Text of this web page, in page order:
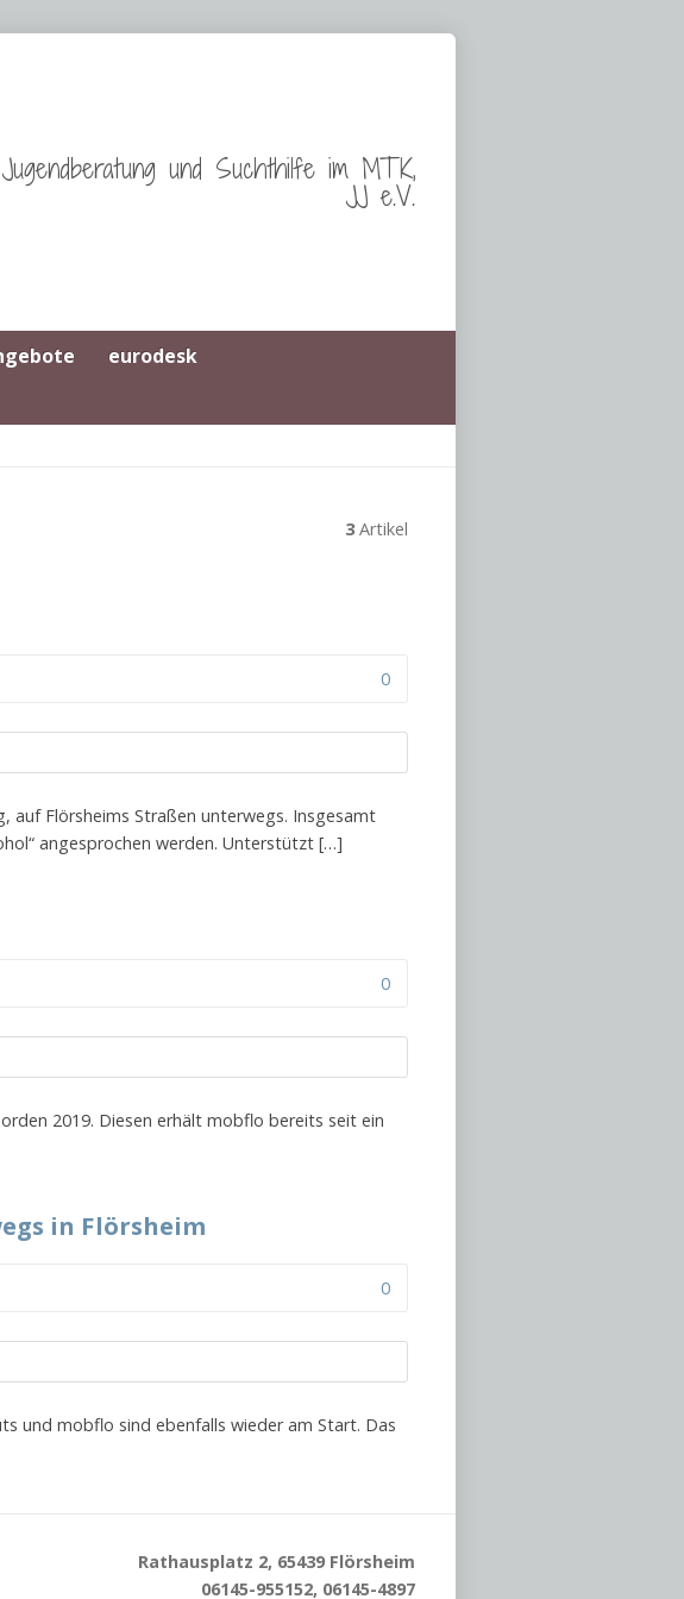
und Suchthilfe im MTK,
JJ e.V.
eurodesk
3 Artikel
0
auf Flörsheims Straßen unterwegs. Insgesamt
angesprochen werden. Unterstützt […]
0
2019. Diesen erhält mobflo bereits seit ein
in Flörsheim
0
und mobflo sind ebenfalls wieder am Start. Das
Rathausplatz 2, 65439 Flörsheim
06145-955152, 06145-4897